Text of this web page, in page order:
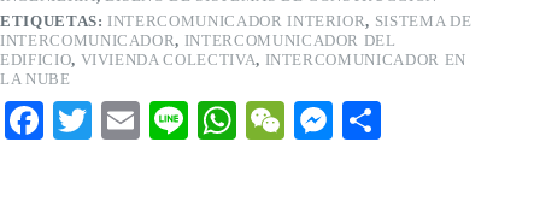
ETIQUETAS: INTERCOMUNICADOR INTERIOR, SISTEMA DE
INTERCOMUNICADOR, INTERCOMUNICADOR DEL
EDIFICIO, VIVIENDA COLECTIVA, INTERCOMUNICADOR EN
LA NUBE
Fa T
E
Li
W
W
M